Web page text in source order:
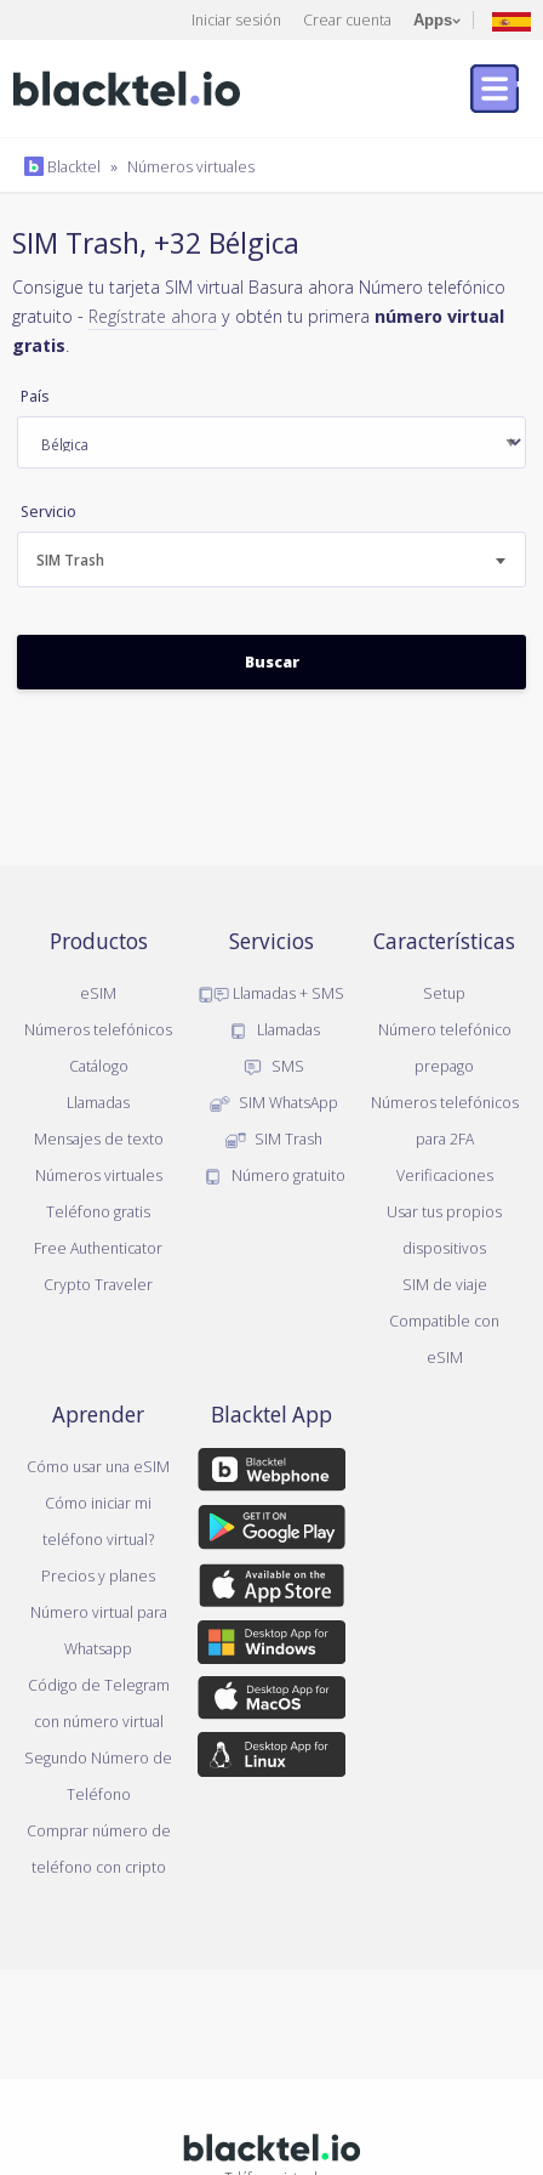
Iniciar sesión Crear cuenta Apps
Blacktel » Números virtuales
SIM Trash, +32 Bélgica
Consigue tu tarjeta SIM virtual Basura ahora Número telefónico
gratuito - Regístrate ahora y obtén tu primera número virtual
gratis.
País
Servicio
SIM Trash
Productos
eSIM
Números telefónicos
Catálogo
Llamadas
Mensajes de texto
Números virtuales
Teléfono gratis
Free Authenticator
Crypto Traveler
Servicios
Llamadas + SMS
Llamadas
SMS
SIM WhatsApp
SIM Trash
Número gratuito
Características
Setup
Número telefónico
prepago
Números telefónicos
para 2FA
Verificaciones
Usar tus propios
dispositivos
SIM de viaje
Compatible con
eSIM
Aprender
Cómo usar una eSIM
Cómo iniciar mi
teléfono virtual?
Precios y planes
Número virtual para
Whatsapp
Código de Telegram
con número virtual
Segundo Número de
Teléfono
Comprar número de
teléfono con cripto
Blacktel App